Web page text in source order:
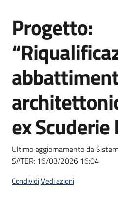
Bandi
e
strumenti
di
Supporto
telematiche
Salta al contenuto
Progetto:
ex Scuderie
Ultimo aggiornamento da
SATER: 16/03/2026 16:04
CondividiVedi azioni